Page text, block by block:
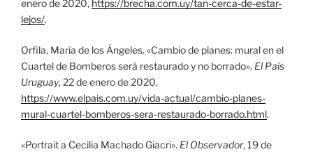
enero de 2020, https://brecha.com.uy/tan-cerca-de-estar-
lejos/.
Orfila, María de los Ángeles. «Cambio de planes: mural en el
Cuartel de Bomberos será restaurado y no borrado». El País
Uruguay, 22 de enero de 2020,
https://www.elpais.com.uy/vida-actual/cambio-planes-
mural-cuartel-bomberos-sera-restaurado-borrado.html.
«Portrait a Cecilia Machado Giacri». El Observador, 19 de